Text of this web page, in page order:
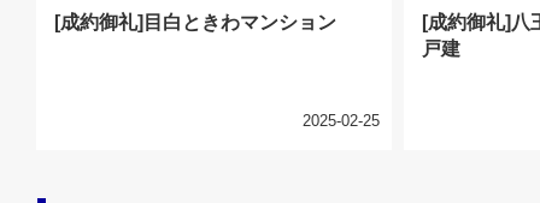
[成約御礼]目白ときわマンション
2025-02-25
[成約御礼]八
戸建